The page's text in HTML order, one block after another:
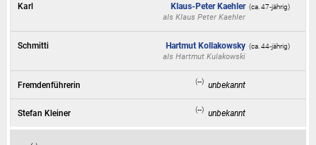
Karl Klaus-Peter Kaehler
alsKlaus Peter Kaehler
(ca. 47‑jährig)
Schmitti Hartmut Kollakowsky
alsHartmut Kulakowski
(ca. 44‑jährig)
Fremdenführerin (--) unbekannt
Stefan Kleiner (--) unbekannt